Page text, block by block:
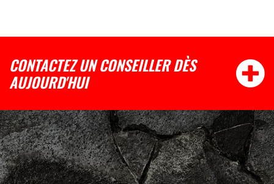
CONTACTEZ UN CONSEILLER DÈS
AUJOURD'HUI